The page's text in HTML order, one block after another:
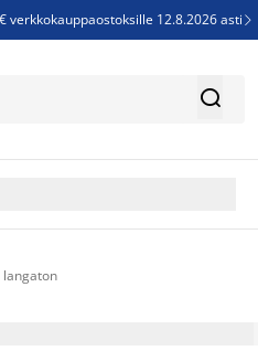
verkkokauppaostoksille 12.8.2026 asti 
- Säästä jopa 60% 
langaton